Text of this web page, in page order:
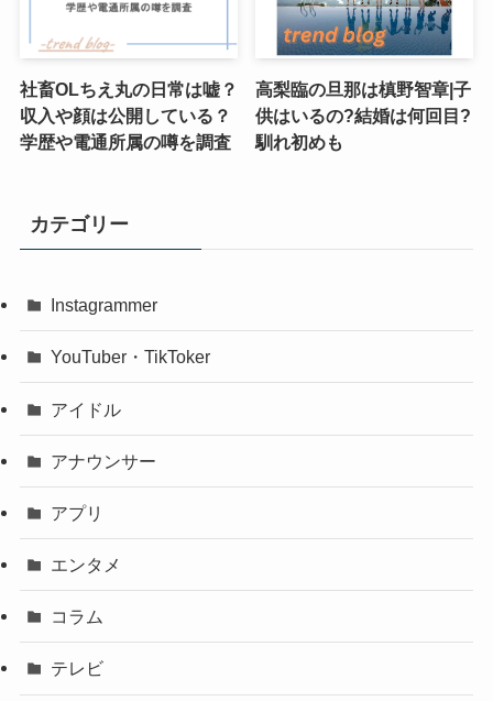
社畜OLちえ丸の日常は嘘？
収入や顔は公開している？
学歴や電通所属の噂を調査
高梨臨の旦那は槙野智章|子
供はいるの?結婚は何回目?
馴れ初めも
カテゴリー
Instagrammer
YouTuber・TikToker
アイドル
アナウンサー
アプリ
エンタメ
コラム
テレビ